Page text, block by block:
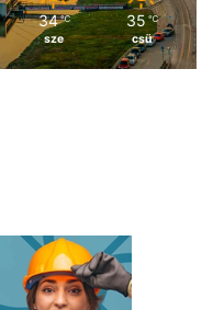
34 ℃
sze
35 ℃
csü